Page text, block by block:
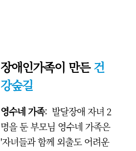
장애인가족이 만든 건
강숲길
영수네 가족: 발달장애 자녀 2
명을 둔 부모님 영수네 가족은
'자녀들과 함께 외출도 어려운